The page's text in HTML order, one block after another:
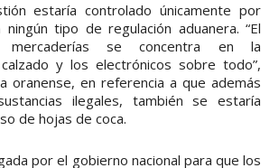
estaría controlado únicamente por
ningún tipo de regulación aduanera. “El
se concentra en la
y los electrónicos sobre todo”,
oranense, en referencia a que además
ilegales, también se estaría
de hojas de coca.
por el gobierno nacional para que los